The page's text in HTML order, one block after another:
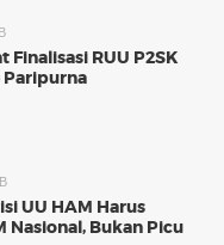
Finalisasi RUU P2SK
Paripurna
UU HAM Harus
Nasional, Bukan Picu